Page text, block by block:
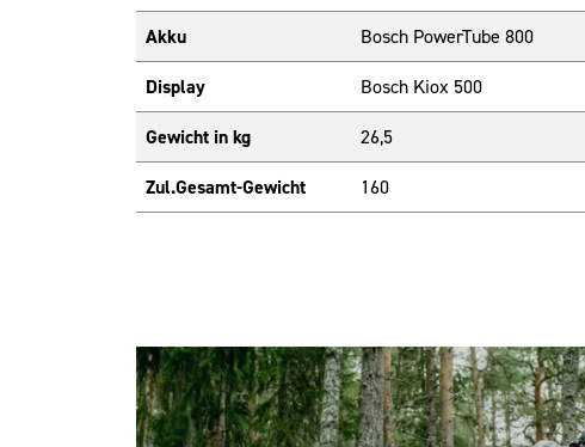
Akku Bosch PowerTube 800
Display Bosch Kiox 500
Gewicht in kg 26,5
Zul.Gesamt-Gewicht 160